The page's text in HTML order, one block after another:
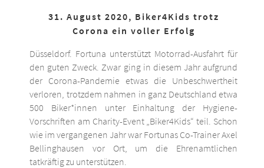
31. August 2020, Biker4Kids trotz
Corona ein voller Erfolg
Düsseldorf. Fortuna unterstützt Motorrad-Ausfahrt für
den guten Zweck. Zwar ging in diesem Jahr aufgrund
der Corona-Pandemie etwas die Unbeschwertheit
verloren, trotzdem nahmen in ganz Deutschland etwa
500 Biker*innen unter Einhaltung der Hygiene-
Vorschriften am Charity-Event „Biker4Kids“ teil. Schon
wie im vergangenen Jahr war Fortunas Co-Trainer Axel
Bellinghausen vor Ort, um die Ehrenamtlichen
tatkräftig zu unterstützen.